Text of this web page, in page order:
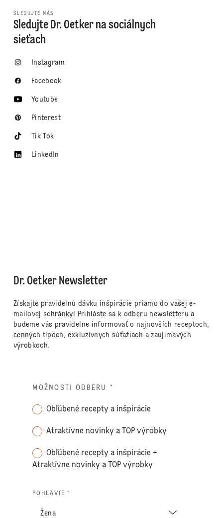
SLEDUJTE NÁS
Sledujte Dr. Oetker na sociálnych
sieťach
Instagram
Facebook
Youtube
Pinterest
Tik Tok
LinkedIn
Dr. Oetker Newsletter
Získajte pravidelnú dávku inšpirácie priamo do vašej e-
mailovej schránky! Prihláste sa k odberu newsletteru a
budeme vás pravidelne informovať o najnovších receptoch,
cenných tipoch, exkluzívnych súťažiach a zaujímavých
výrobkoch.
MOŽNOSTI ODBERU *
Obľúbené recepty a inšpirácie
Atraktívne novinky a TOP výrobky
Obľúbené recepty a inšpirácie +
Atraktívne novinky a TOP výrobky
POHLAVIE *